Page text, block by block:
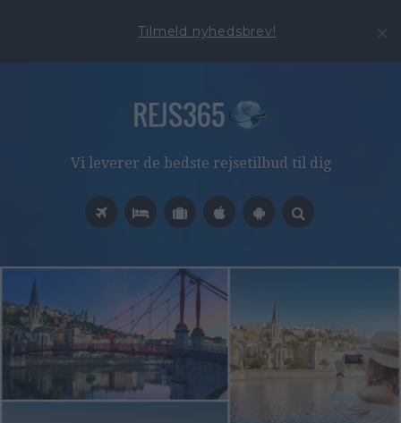
Tilmeld nyhedsbrev!
Vi leverer de bedste rejsetilbud til dig